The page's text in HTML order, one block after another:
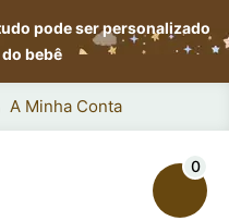
pode ser personalizado
bebê
A Minha Conta
0